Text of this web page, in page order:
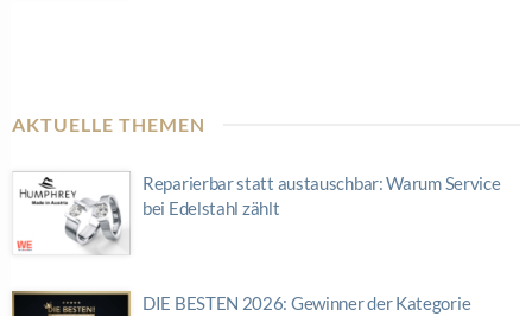
AKTUELLE THEMEN
Reparierbar statt austauschbar: Warum Service
bei Edelstahl zählt
DIE BESTEN 2026: Gewinner der Kategorie